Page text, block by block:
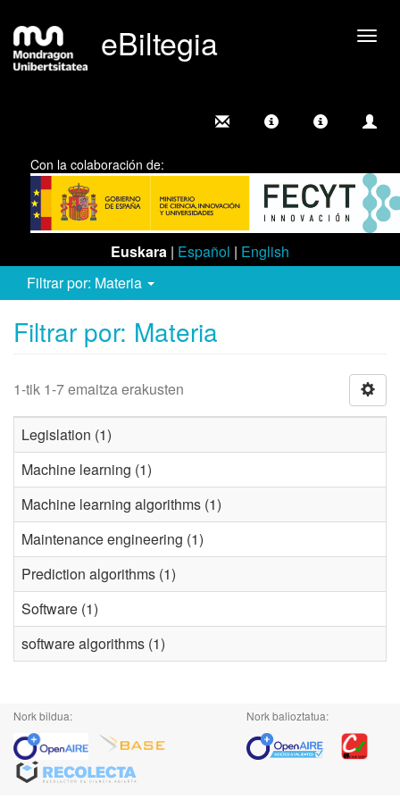
eBiltegia
Con la colaboración de:
Euskara | Español | English
Filtrar por: Materia
Filtrar por: Materia
1-tik 1-7 emaitza erakusten
Legislation (1)
Machine learning (1)
Machine learning algorithms (1)
Maintenance engineering (1)
Prediction algorithms (1)
Software (1)
software algorithms (1)
Nork bildua: Nork balioztatua: